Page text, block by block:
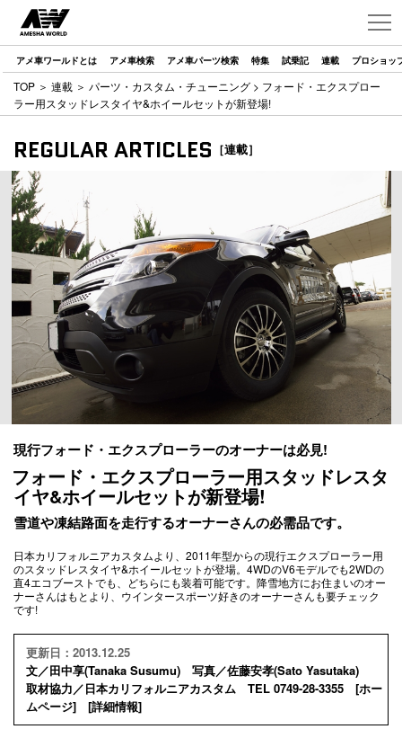
アメ車ワールドとは アメ車検索 アメ車パーツ検索 特集 試乗記 連載 プロショッ
TOP ＞ 連載 ＞ パーツ・カスタム・チューニング > フォード・エクスプロー
ラー用スタッドレスタイヤ&ホイールセットが新登場!
REGULAR ARTICLES ［連載］
現行フォード・エクスプローラーのオーナーは必見!
フォード・エクスプローラー用スタッドレスタ
イヤ&ホイールセットが新登場!
雪道や凍結路面を走行するオーナーさんの必需品です。
日本カリフォルニアカスタムより、2011年型からの現行エクスプローラー用
のスタッドレスタイヤ&ホイールセットが登場。4WDのV6モデルでも2WDの
直4エコブーストでも、どちらにも装着可能です。降雪地方にお住まいのオー
ナーさんはもとより、ウインタースポーツ好きのオーナーさんも要チェック
です!
更新日：2013.12.25
文／田中享(Tanaka Susumu) 写真／佐藤安孝(Sato Yasutaka)
取材協力／日本カリフォルニアカスタム TEL 0749-28-3355 [ホー
ムページ] [詳細情報]